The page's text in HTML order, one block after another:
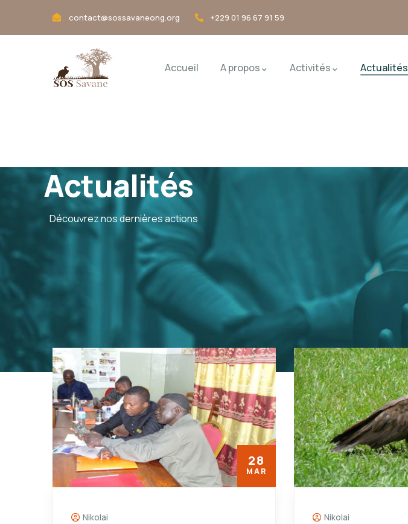
contact@sossavaneong.org +229 01 96 67 91 59
Accueil A propos Activités Actualités
Actualités
Découvrez nos dernières actions
28
MAR
Nikolai Nikolai